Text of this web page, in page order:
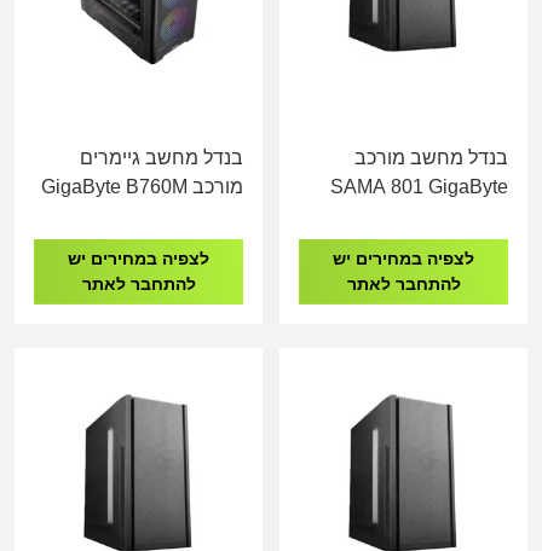
בנדל מחשב מורכב
SAMA 801 GigaByte
DDR4 1TB NVME
לצפיה במחירים יש
להתחבר לאתר
בנדל מחשב גיימרים
מורכב GigaByte B760M
1TB NVME RTX 5060
לצפיה במחירים יש
להתחבר לאתר